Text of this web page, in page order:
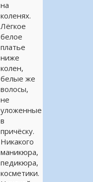
на
коленях.
Лёгкое
белое
платье
ниже
колен,
белые же
волосы,
не
уложенные
в
причёску.
Никакого
маникюра,
педикюра,
косметики.